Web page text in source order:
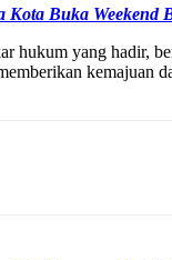
Kota Buka
yang hadir,